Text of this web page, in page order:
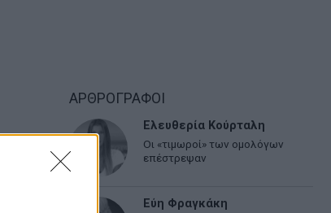
ΑΡΘΡΟΓΡΑΦΟΙ
Ελευθερία Κούρταλη
Οι «τιμωροί» των ομολόγων
επέστρεψαν
Εύη Φραγκάκη